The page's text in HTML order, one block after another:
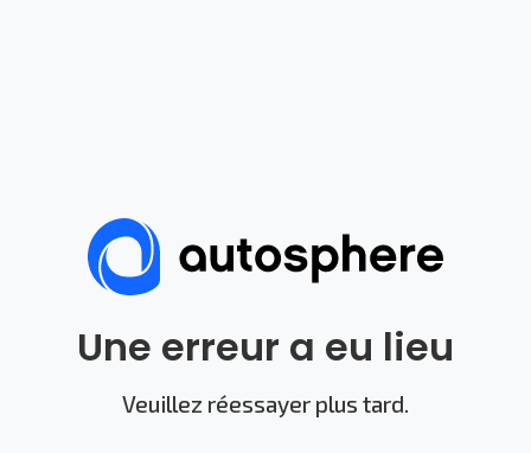
Une erreur a eu lieu
Veuillez réessayer plus tard.